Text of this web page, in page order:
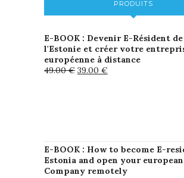
PRODUITS
E-BOOK : Devenir E-Résident de
l'Estonie et créer votre
européenne à distance
49.00€ 39.00 €
E-BOOK : How to become E-
Estonia and open your european
Company remotely